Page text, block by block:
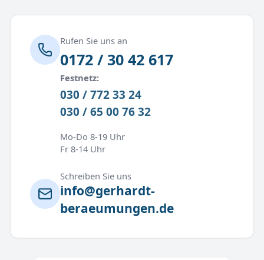
Rufen Sie uns an
0172 / 30 42 617
Festnetz:
030 / 772 33 24
030 / 65 00 76 32
Mo-Do 8-19 Uhr
Fr 8-14 Uhr
Schreiben Sie uns
info@gerhardt-
beraeumungen.de